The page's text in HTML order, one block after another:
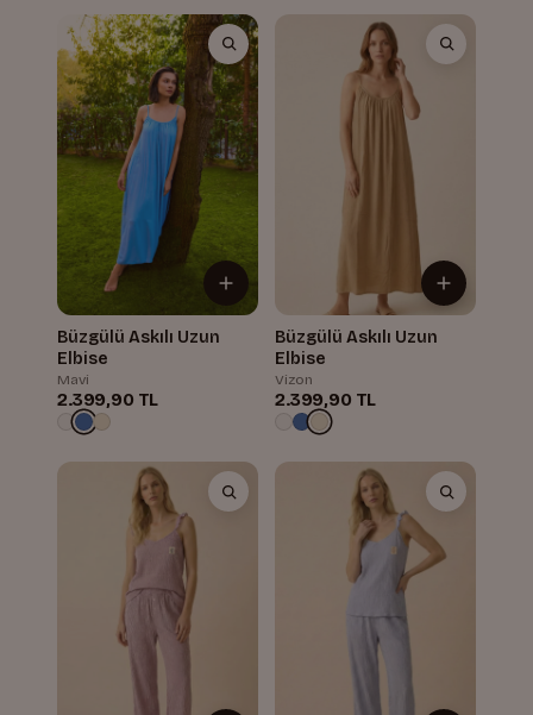
Büzgülü Askılı Uzun
Elbise
Mavi
2.399,90 TL
Büzgülü Askılı Uzun
Elbise
Vizon
2.399,90 TL